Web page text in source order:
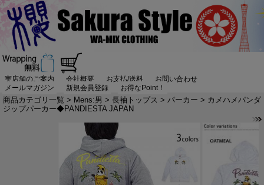
実店舗のご案内 会社概要 お支払/送料
お問い合わせ
メールマガジン
新規会員登録 お得なPoint！
商品カテゴリ一覧 > Mens:男 > 長袖トップス > パーカー > カメハメパンダ
ジップパーカー◆PANDIESTA JAPAN